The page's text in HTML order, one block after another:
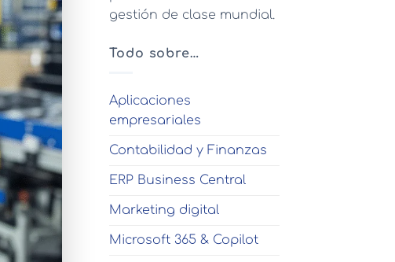
gestión de clase mundial.
Todo sobre…
Aplicaciones
empresariales
Contabilidad y Finanzas
ERP Business Central
Marketing digital
Microsoft 365 & Copilot